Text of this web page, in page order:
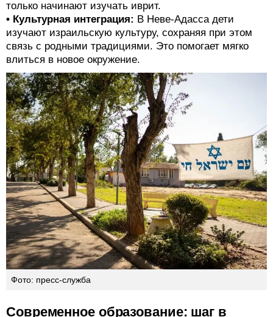
только начинают изучать иврит.
• Культурная интеграция: В Неве-Адасса дети
изучают израильскую культуру, сохраняя при этом
связь с родными традициями. Это помогает мягко
влиться в новое окружение.
Фото: пресс-служба
Современное образование: шаг в